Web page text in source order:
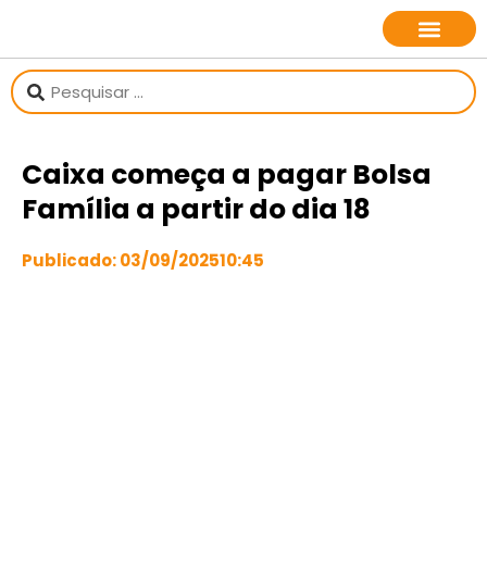
Caixa começa a pagar Bolsa
Família a partir do dia 18
Publicado:03/09/202510:45